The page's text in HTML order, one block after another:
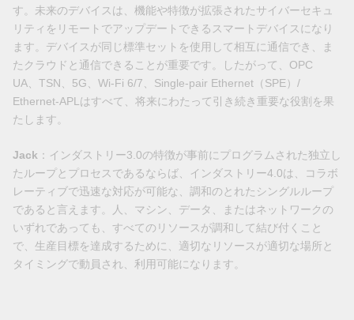
す。未来のデバイスは、機能や特徴が拡張されたサイバーセキュ
リティをリモートでアップデートできるスマートデバイスになり
ます。デバイスが同じ標準セットを使用して相互に通信でき、ま
たクラウドと通信できることが重要です。したがって、OPC
UA、TSN、5G、Wi-Fi 6/7、Single-pair Ethernet（SPE）/
Ethernet-APLはすべて、将来にわたって引き続き重要な役割を果
たします。
Jack ：インダストリー3.0の特徴が事前にプログラムされた独立し
たループとプロセスであるならば、インダストリー4.0は、コラボ
レーティブで迅速な対応が可能な、調和のとれたシングルループ
であると言えます。人、マシン、データ、またはネットワークの
いずれであっても、すべてのリソースが調和して結び付くこと
で、生産目標を達成するために、適切なリソースが適切な場所と
タイミングで動員され、利用可能になります。